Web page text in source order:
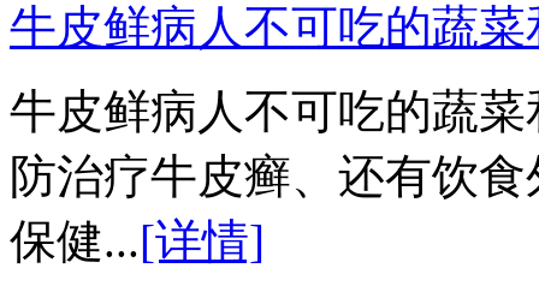
牛皮鲜病人不可吃的蔬菜
牛皮鲜病人不可吃的蔬
防治疗牛皮癣、还有饮
保健...[详情]